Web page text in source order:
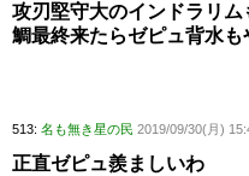
攻刃堅守大のインドラリム
鯛最終来たらゼピュ背水も
513: 名も無き星の民 2019/09/30(月)
正直ゼピュ羨ましいわ